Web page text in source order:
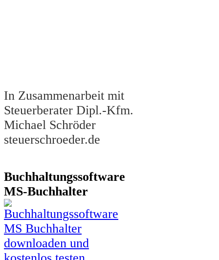
In Zusammenarbeit mit
Steuerberater Dipl.-Kfm.
Michael Schröder
steuerschroeder.de
Buchhaltungssoftware
MS-Buchhalter